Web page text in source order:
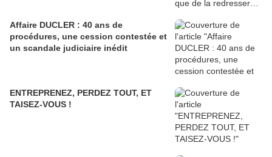
Affaire DUCLER : 40 ans de
procédures, une cession contestée et
un scandale judiciaire inédit
ENTREPRENEZ, PERDEZ TOUT, ET
TAISEZ-VOUS !